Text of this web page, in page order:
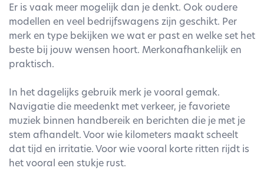
Er is vaak meer mogelijk dan je denkt. Ook oudere
modellen en veel bedrijfswagens zijn geschikt. Per
merk en type bekijken we wat er past en welke set het
beste bij jouw wensen hoort. Merkonafhankelijk en
praktisch.
In het dagelijks gebruik merk je vooral gemak.
Navigatie die meedenkt met verkeer, je favoriete
muziek binnen handbereik en berichten die je met je
stem afhandelt. Voor wie kilometers maakt scheelt
dat tijd en irritatie. Voor wie vooral korte ritten rijdt is
het vooral een stukje rust.